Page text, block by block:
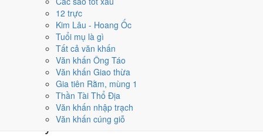
12 trực
Kim Lâu - Hoang Ốc
Tuổi mụ là gì
Tất cả văn khấn
Văn khấn Ông Táo
Văn khấn Giao thừa
Gia tiên Rằm, mùng 1
Thần Tài Thổ Địa
Văn khấn nhập trạch
Văn khấn cúng giỗ
Ngày Canh Tý có 6 giờ Hoàng Đạo
Mão (05h-07h), Ngọ (11h-13h), Thân (15h-17h), Dậu (17h-19h)
Khung dễ sắp xếp nhất trong giờ hành chính là
khung Hắc Đạo nên né khi ký kết hoặc xuất hành.
6 8 9 10 11 12 13 14 15
Hoàng đạo (tốt) Hắc đạo (xấu) Giờ hiện tại
6 giờ Hoàng Đạo và 6 giờ Hắc Đạo ngày
Canh Tý